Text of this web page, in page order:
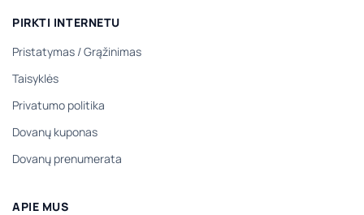
PIRKTI INTERNETU
Pristatymas /Grąžinimas
Taisyklės
Privatumo politika
Dovanų kuponas
Dovanų prenumerata
APIE MUS